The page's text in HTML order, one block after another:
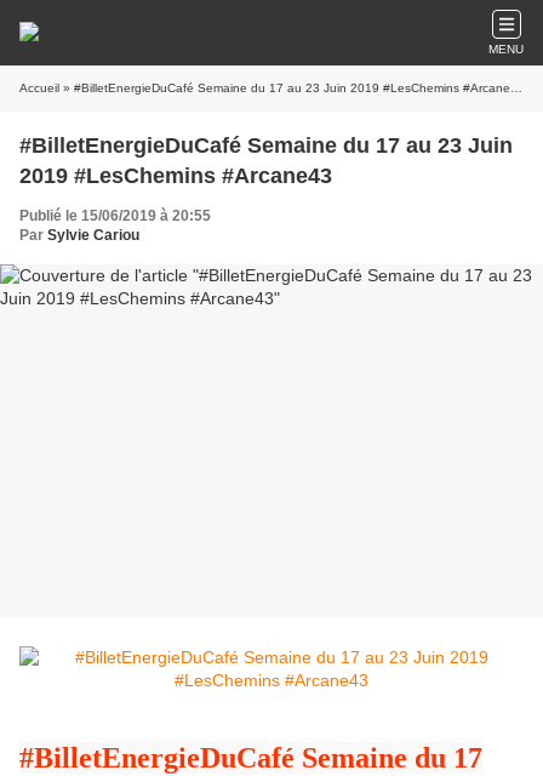
MENU
Accueil » #BilletEnergieDuCafé Semaine du 17 au 23 Juin 2019 #LesChemins #Arcane43
#BilletEnergieDuCafé Semaine du 17 au 23 Juin
2019 #LesChemins #Arcane43
Publié le 15/06/2019 à 20:55
Par Sylvie Cariou
#BilletEnergieDuCafé Semaine du 17